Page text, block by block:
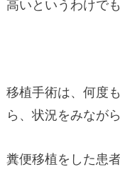
高いというわけで
移植手術は、何度
ら、状況をみなが
糞便移植をした患